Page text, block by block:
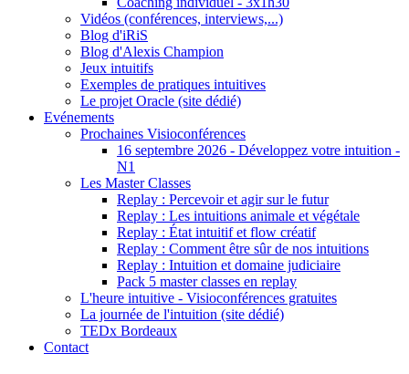
Vidéos (conférences, interviews,...)
Blog d'iRiS
Blog d'Alexis Champion
Jeux intuitifs
Exemples de pratiques intuitives
Le projet Oracle (site dédié)
Evénements
Prochaines Visioconférences
16 septembre 2026 - Développez votre intuition -
N1
Les Master Classes
Replay : Percevoir et agir sur le futur
Replay : Les intuitions animale et végétale
Replay : État intuitif et flow créatif
Replay : Comment être sûr de nos intuitions
Replay : Intuition et domaine judiciaire
Pack 5 master classes en replay
L'heure intuitive - Visioconférences gratuites
La journée de l'intuition (site dédié)
TEDx Bordeaux
Contact